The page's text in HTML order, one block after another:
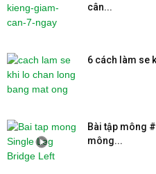
cân...
6 cách làm se
Bài tập mông
mông...